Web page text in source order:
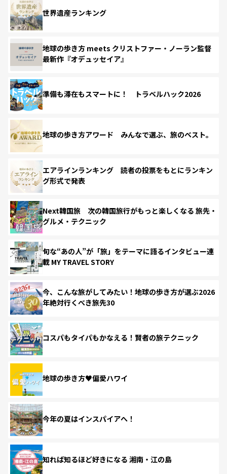
世界遺産ランキング
地球の歩き方 meets クリストファー・ノーラン監督
最新作『オデュッセイア』
準備も滞在もスマートに！ トラベルハック2026
地球の歩き方アワード みんなで選ぶ、旅のベスト。
エアラインランキング 読者の投票をもとにランキン
グ形式で発表
Next韓国旅 次の韓国旅行がもっと楽しくなる 旅先・
グルメ・テクニック
旬な“あの人”が「旅」をテーマに語るインタビュー連
載 MY TRAVEL STORY
今、こんな旅がしてみたい！地球の歩き方が選ぶ2026
年絶対行くべき旅先30
コスパもタイパもかなえる！賢者の旅テクニック
地球の歩き方♥偏愛ハワイ
今年の夏はインスパイアへ！
知れば知るほど好きになる 湘南・江の島